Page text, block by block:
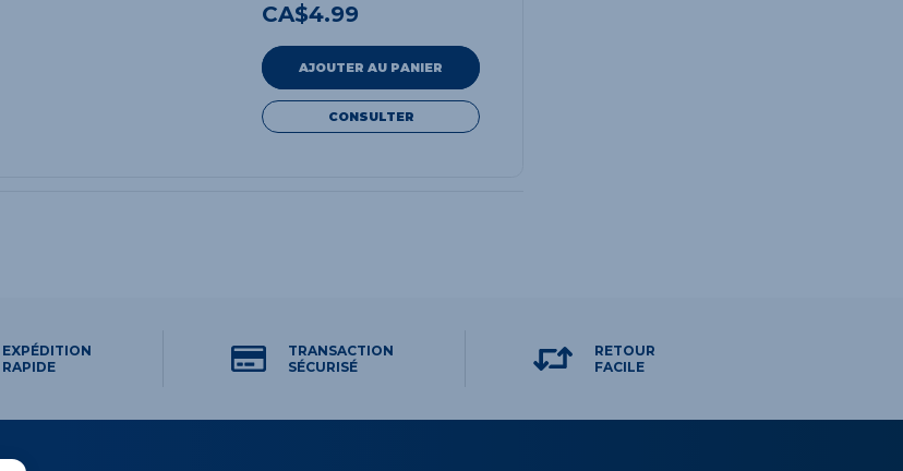
CA$4.99
AJOUTER AU PANIER
CONSULTER
EXPÉDITION
RAPIDE
TRANSACTION
SÉCURISÉ
RETOUR
FACILE